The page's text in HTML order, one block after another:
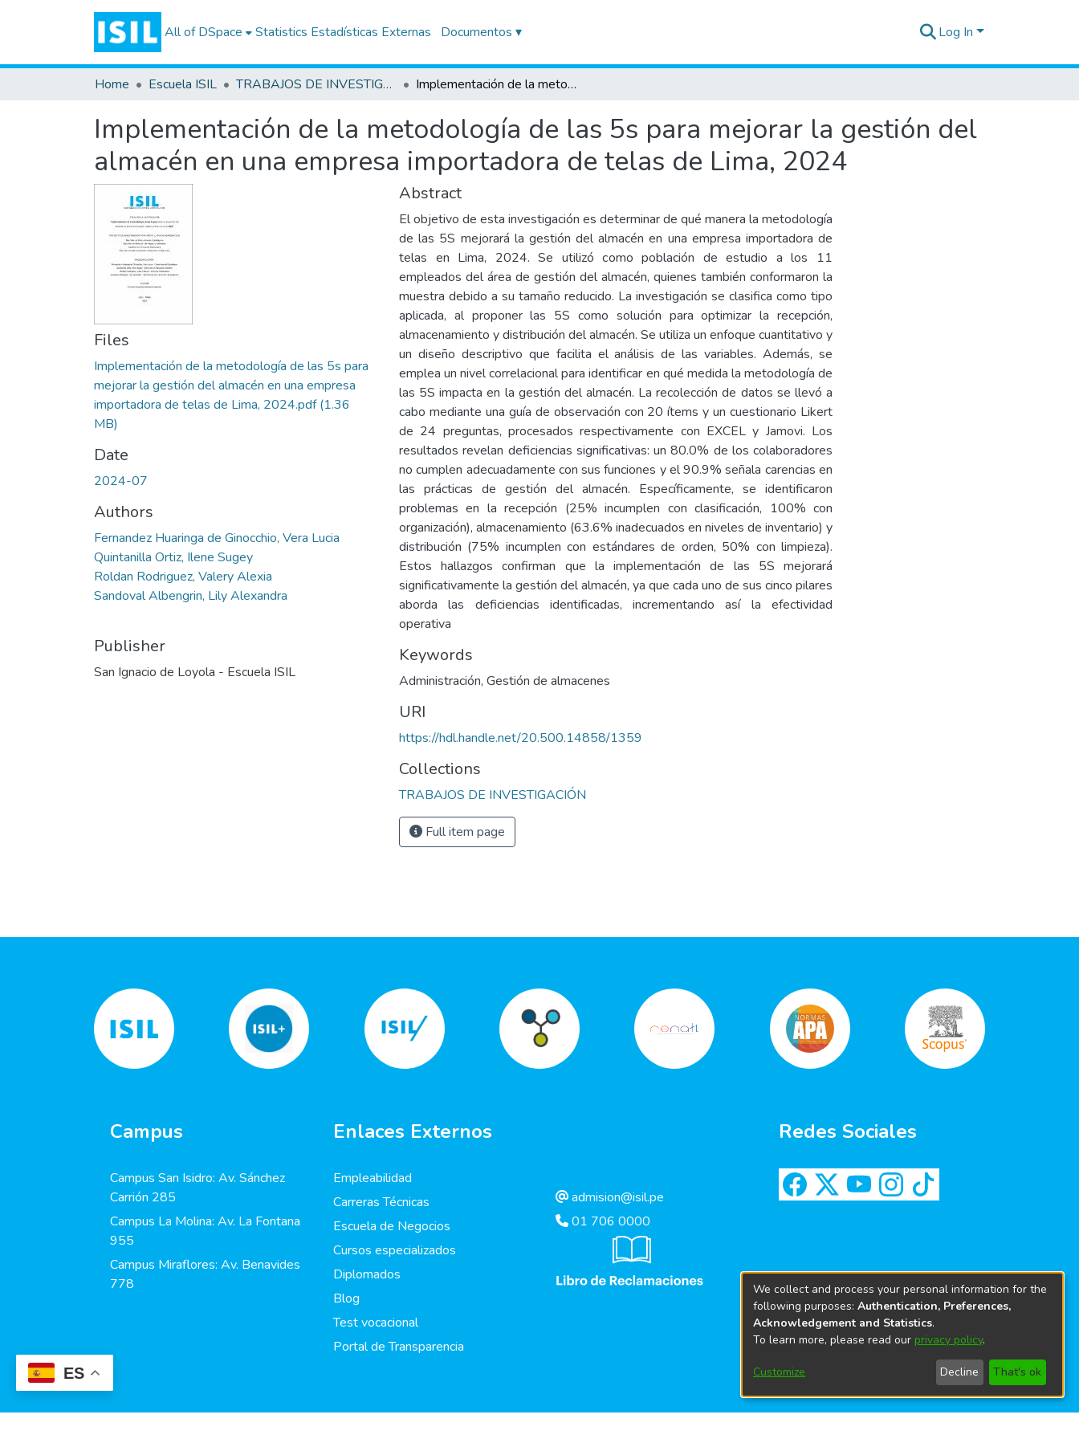
ES
All of DSpace Statistics Estadísticas Externas Documentos ▾ Log In
Home Escuela ISIL TRABAJOS DE INVESTIGACIÓN Implementación de la metodología de las 5s para mejorar la gestión del almacén en una empresa importadora de telas de Lima, 2024
Implementación de la metodología de las 5s para mejorar la gestión del
almacén en una empresa importadora de telas de Lima, 2024
Files
Implementación de la metodología de las 5s para
mejorar la gestión del almacén en una empresa
importadora de telas de Lima, 2024.pdf(1.36
MB)
Date
2024-07
Authors
Fernandez Huaringa de Ginocchio, Vera Lucia
Quintanilla Ortiz, Ilene Sugey
Roldan Rodriguez, Valery Alexia
Sandoval Albengrin, Lily Alexandra
Publisher
San Ignacio de Loyola - Escuela ISIL
Abstract
El objetivo de esta investigación es determinar de qué manera la metodología
de las 5S mejorará la gestión del almacén en una empresa importadora de
telas en Lima, 2024. Se utilizó como población de estudio a los 11
empleados del área de gestión del almacén, quienes también conformaron la
muestra debido a su tamaño reducido. La investigación se clasifica como tipo
aplicada, al proponer las 5S como solución para optimizar la recepción,
almacenamiento y distribución del almacén. Se utiliza un enfoque cuantitativo y
un diseño descriptivo que facilita el análisis de las variables. Además, se
emplea un nivel correlacional para identificar en qué medida la metodología de
las 5S impacta en la gestión del almacén. La recolección de datos se llevó a
cabo mediante una guía de observación con 20 ítems y un cuestionario Likert
de 24 preguntas, procesados respectivamente con EXCEL y Jamovi. Los
resultados revelan deficiencias significativas: un 80.0% de los colaboradores
no cumplen adecuadamente con sus funciones y el 90.9% señala carencias en
las prácticas de gestión del almacén. Específicamente, se identificaron
problemas en la recepción (25% incumplen con clasificación, 100% con
organización), almacenamiento (63.6% inadecuados en niveles de inventario) y
distribución (75% incumplen con estándares de orden, 50% con limpieza).
Estos hallazgos confirman que la implementación de las 5S mejorará
significativamente la gestión del almacén, ya que cada uno de sus cinco pilares
aborda las deficiencias identificadas, incrementando así la efectividad
operativa
Keywords
Administración, Gestión de almacenes
URI
https://hdl.handle.net/20.500.14858/1359
Collections
TRABAJOS DE INVESTIGACIÓN
Full item page
Campus
Campus San Isidro: Av. Sánchez
Carrión 285
Campus La Molina: Av. La Fontana
955
Campus Miraflores: Av. Benavides
778
Enlaces Externos
Empleabilidad
Carreras Técnicas
Escuela de Negocios
Cursos especializados
Diplomados
Blog
Test vocacional
Portal de Transparencia
admision@isil.pe
01 706 0000
Redes Sociales
We collect and process your personal information for the
following purposes: Authentication, Preferences,
Acknowledgement and Statistics.
To learn more, please read our privacy policy.
Customize Decline That's ok